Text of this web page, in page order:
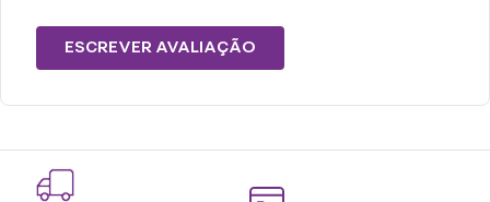
ESCREVER AVALIAÇÃO